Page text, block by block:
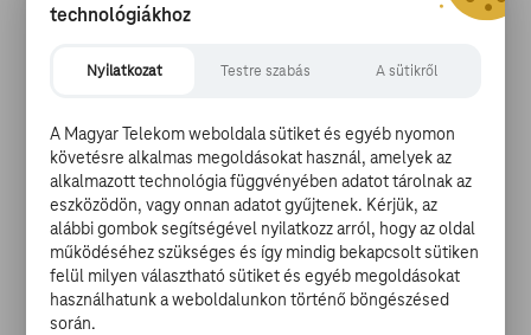
Chris O’Donnell, LL Cool J és Daniela Ruah ügyeinek
akcióinak a lehessenek, azoknak a szerdai nap rejti majd
magában az igazi meglepetést, amikor is este, szintén
21:00 órai kezdettel és ugyancsak dupla részekkel
érkezik azNCIS LA XI.évada.
technológiákhoz
Nyilatkozat Testre szabás A sütikről
A Magyar Telekom weboldala sütiket és egyéb nyomon
követésre alkalmas megoldásokat használ, amelyek az
alkalmazott technológia függvényében adatot tárolnak az
eszközödön, vagy onnan adatot gyűjtenek. Kérjük, az
alábbi gombok segítségével nyilatkozz arról, hogy az oldal
működéséhez szükséges és így mindig bekapcsolt sütiken
felül milyen választható sütiket és egyéb megoldásokat
használhatunk a weboldalunkon történő böngészésed
során.